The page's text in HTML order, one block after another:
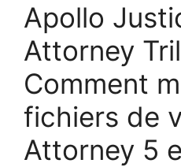
Apollo
Attorney
Comment
fichiers de
Attorney 5